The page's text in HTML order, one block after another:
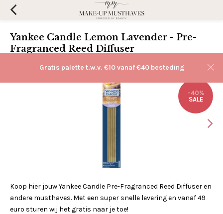
Gratis palette t.w.v. €10 vanaf €40 besteding
Yankee Candle Lemon Lavender - Pre-
Fragranced Reed Diffuser
-40%
SALE
Koop hier jouw Yankee Candle Pre-Fragranced Reed Diffuser en
andere musthaves. Met een super snelle levering en vanaf 49
euro sturen wij het gratis naar je toe!